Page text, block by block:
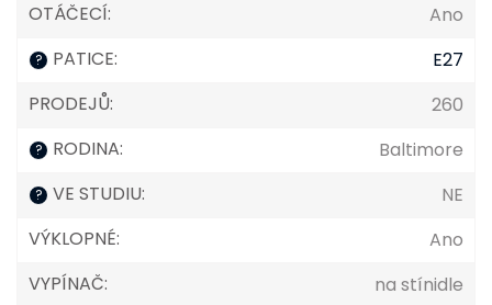
OTÁČECÍ: Ano
? PATICE:
E27
PRODEJŮ: 260
? RODINA: Baltimore
? VE STUDIU:
NE
VÝKLOPNÉ:
Ano
VYPÍNAČ: na stínidle